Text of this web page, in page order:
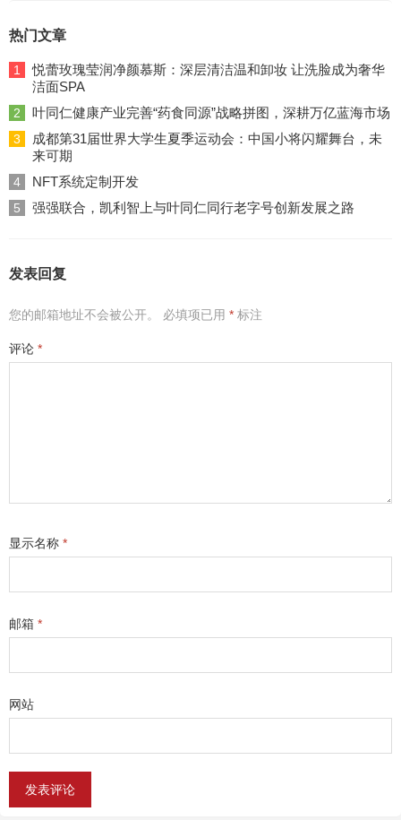
热门文章
1
悦蕾玫瑰莹润净颜慕斯：深层清洁温和卸妆 让洗脸成为奢华
洁面SPA
2 叶同仁健康产业完善“药食同源”战略拼图，深耕万亿蓝海市场
3
成都第31届世界大学生夏季运动会：中国小将闪耀舞台，未
来可期
4 NFT系统定制开发
5 强强联合，凯利智上与叶同仁同行老字号创新发展之路
发表回复
您的邮箱地址不会被公开。 必填项已用 * 标注
评论 *
显示名称 *
邮箱 *
网站